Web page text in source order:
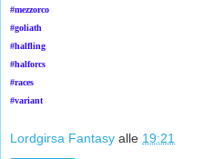
#mezzorco
#goliath
#halfling
#halforcs
#races
#variant
Lordgirsa Fantasy alle 19:21